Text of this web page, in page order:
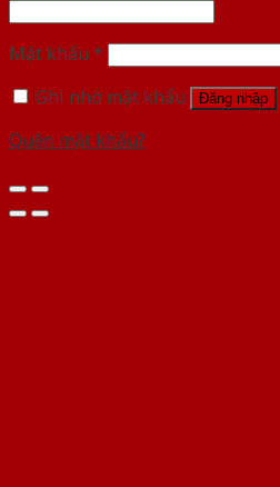
Mật khẩu *
Ghi nhớ mật khẩu
Đăng nhập
Quên mật khẩu?